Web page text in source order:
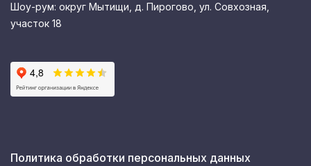
Шоу-рум: округ Мытищи, д. Пирогово, ул. Совхозная,
участок 18
Политика обработки персональных данных